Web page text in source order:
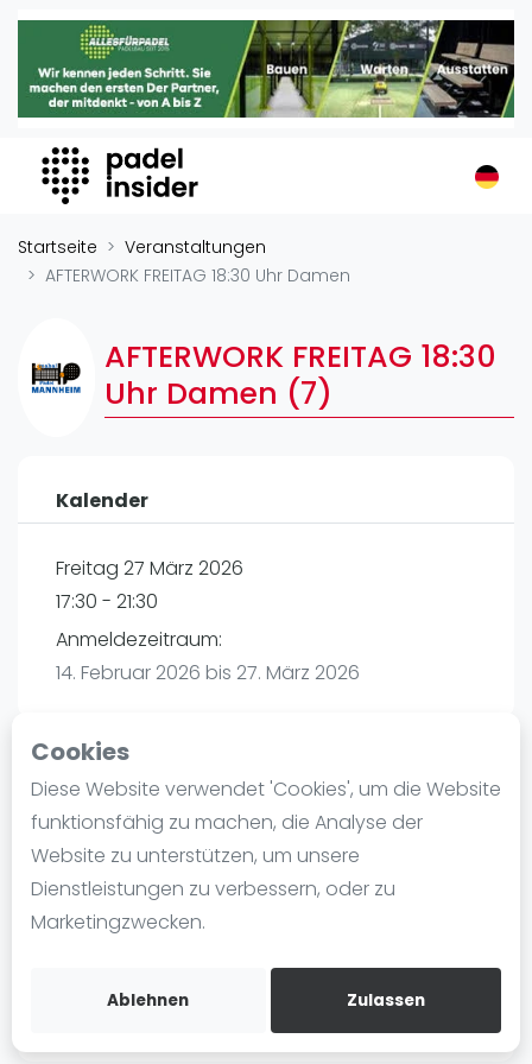
Cookies
Diese Website verwendet 'Cookies', um die Website
funktionsfähig zu machen, die Analyse der
Website zu unterstützen, um unsere
Dienstleistungen zu verbessern, oder zu
Marketingzwecken.
Ablehnen Zulassen
Padel Insider
Home
Organisationen
Buchungssysteme
Padel-Shops
Padel-Marken
Verschiedenes
Veranstaltungen
Playtomic
Ranking
Männer
Frauen
FIP Männer
Blog
Die Geschichte von Padel
Regeln und Punktzählung
Padel Schläge
Video
Startseite
Veranstaltungen
AFTERWORK FREITAG 18:30 Uhr Damen
AFTERWORK FREITAG 18:30
Uhr Damen (7)
Kalender
Freitag 27 März 2026
17:30 - 21:30
Anmeldezeitraum:
14. Februar 2026 bis 27. März 2026
Playtomic
maba! Padel Mannheim | Mannheim
Christian-Friedrich-Schwan-Straße 5-7
68167Mannheim
playtomic.io